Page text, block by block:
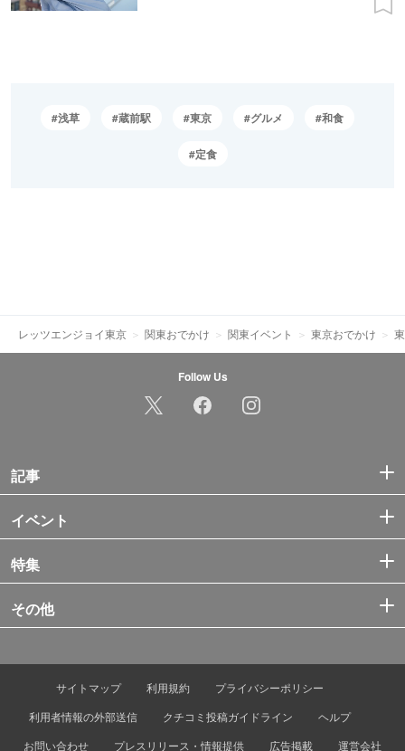
浅草 蔵前駅 東京 グルメ 和食
定食
レッツエンジョイ東京 関東おでかけ 関東イベント 東京おでかけ
Follow Us
記事
イベント
特集
その他
サイトマップ 利用規約
プライバシーポリシー
利用者情報の外部送信
クチコミ投稿ガイドライン
ヘルプ
お問い合わせ
プレスリリース・情報提供 広告掲載 運営会社